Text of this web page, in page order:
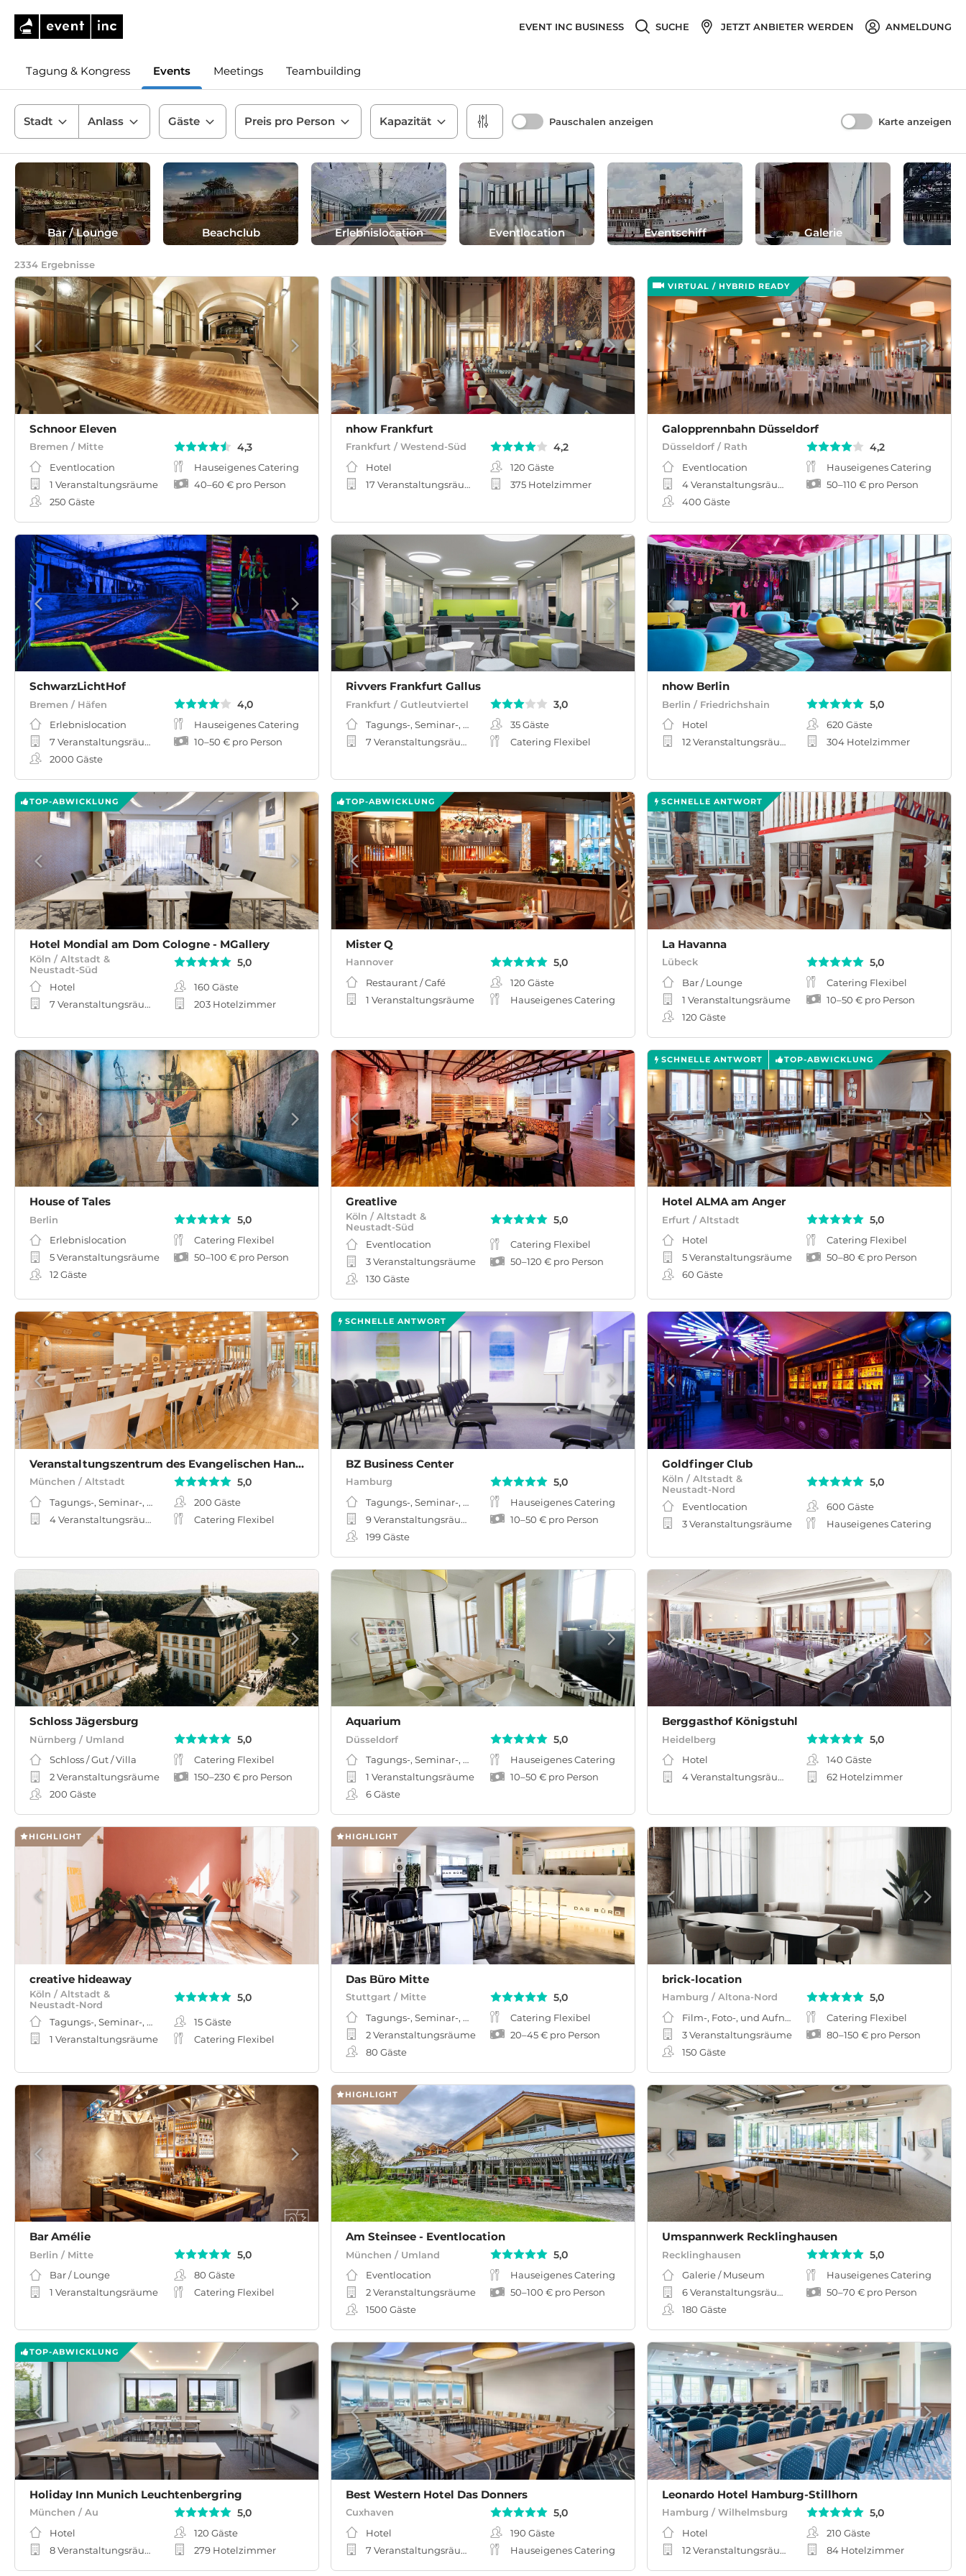
EVENT INC BUSINESS SUCHE JETZT ANBIETER WERDEN ANMELDUNG
Tagung & Kongress Events Meetings Teambuilding
Stadt Anlass Gäste Preis pro Person Kapazität Pauschalen anzeigen Karte anzeigen
Bar / Lounge Beachclub Erlebnislocation Eventlocation Eventschiff Galerie
2334 Ergebnisse
Schnoor Eleven
Bremen / Mitte 4,3
Eventlocation
1 Veranstaltungsräume
250 Gäste
Hauseigenes Catering
40–60 € pro Person
nhow Frankfurt
Frankfurt / Westend-Süd 4,2
Hotel
17 Veranstaltungsräume
120 Gäste
375 Hotelzimmer
VIRTUAL / HYBRID READY
Galopprennbahn Düsseldorf
Düsseldorf / Rath 4,2
Eventlocation
4 Veranstaltungsräume
400 Gäste
Hauseigenes Catering
50–110 € pro Person
SchwarzLichtHof
Bremen / Häfen 4,0
Erlebnislocation
7 Veranstaltungsräume
2000 Gäste
Hauseigenes Catering
10–50 € pro Person
Rivvers Frankfurt Gallus
Frankfurt / Gutleutviertel 3,0
Tagungs-, Seminar-, Meeting-, Workshopraum
7 Veranstaltungsräume
35Gäste
Catering Flexibel
nhow Berlin
Berlin / Friedrichshain 5,0
Hotel
12 Veranstaltungsräume
620 Gäste
304 Hotelzimmer
TOP-ABWICKLUNG
Hotel Mondial am Dom Cologne - MGallery
Köln / Altstadt &
Neustadt-Süd
5,0
Hotel
7 Veranstaltungsräume
160 Gäste
203 Hotelzimmer
TOP-ABWICKLUNG
Mister Q
Hannover 5,0
Restaurant / Café
1 Veranstaltungsräume
120 Gäste
Hauseigenes Catering
SCHNELLE ANTWORT
La Havanna
Lübeck 5,0
Bar / Lounge
1 Veranstaltungsräume
120 Gäste
Catering Flexibel
10–50 € pro Person
House of Tales
Berlin 5,0
Erlebnislocation
5 Veranstaltungsräume
12Gäste
Catering Flexibel
50–100 € pro Person
Greatlive
Köln / Altstadt &
Neustadt-Süd
5,0
Eventlocation
3 Veranstaltungsräume
130 Gäste
Catering Flexibel
50–120 € pro Person
SCHNELLE ANTWORT TOP-ABWICKLUNG
Hotel ALMA am Anger
Erfurt / Altstadt 5,0
Hotel
5 Veranstaltungsräume
60 Gäste
Catering Flexibel
50–80 € pro Person
Veranstaltungszentrum des Evangelischen Handwerker-Vereins
München / Altstadt 5,0
Tagungs-, Seminar-, Meeting-, Workshopraum
4 Veranstaltungsräume
200 Gäste
Catering Flexibel
SCHNELLE ANTWORT
BZ Business Center
Hamburg 5,0
Tagungs-, Seminar-, Meeting-, Workshopraum
9 Veranstaltungsräume
199Gäste
Hauseigenes Catering
10–50 € pro Person
Goldfinger Club
Köln / Altstadt &
Neustadt-Nord
5,0
Eventlocation
3 Veranstaltungsräume
600 Gäste
Hauseigenes Catering
Schloss Jägersburg
Nürnberg / Umland 5,0
Schloss / Gut / Villa
2 Veranstaltungsräume
200 Gäste
Catering Flexibel
150–230 € pro Person
Aquarium
Düsseldorf 5,0
Tagungs-, Seminar-, Meeting-, Workshopraum
1 Veranstaltungsräume
6Gäste
Hauseigenes Catering
10–50 € pro Person
Berggasthof Königstuhl
Heidelberg 5,0
Hotel
4 Veranstaltungsräume
140 Gäste
62 Hotelzimmer
HIGHLIGHT
creative hideaway
Köln / Altstadt &
Neustadt-Nord
5,0
Tagungs-, Seminar-, Meeting-, Workshopraum
1 Veranstaltungsräume
15Gäste
Catering Flexibel
HIGHLIGHT
Das Büro Mitte
Stuttgart / Mitte 5,0
Tagungs-, Seminar-, Meeting-, Workshopraum
2 Veranstaltungsräume
80 Gäste
Catering Flexibel
20–45 € pro Person
brick-location
Hamburg / Altona-Nord 5,0
Film-, Foto-, und Aufnahmestudio
3 Veranstaltungsräume
150 Gäste
Catering Flexibel
80–150 € pro Person
Bar Amélie
Berlin / Mitte 5,0
Bar / Lounge
1 Veranstaltungsräume
80 Gäste
Catering Flexibel
HIGHLIGHT
Am Steinsee - Eventlocation
München / Umland 5,0
Eventlocation
2 Veranstaltungsräume
1500 Gäste
Hauseigenes Catering
50–100 € pro Person
Umspannwerk Recklinghausen
Recklinghausen 5,0
Galerie / Museum
6 Veranstaltungsräume
180 Gäste
Hauseigenes Catering
50–70 € pro Person
TOP-ABWICKLUNG
Holiday Inn Munich Leuchtenbergring
München / Au 5,0
Hotel
8 Veranstaltungsräume
120 Gäste
279 Hotelzimmer
Best Western Hotel Das Donners
Cuxhaven 5,0
Hotel
7 Veranstaltungsräume
190 Gäste
Hauseigenes Catering
Leonardo Hotel Hamburg-Stillhorn
Hamburg / Wilhelmsburg 5,0
Hotel
12 Veranstaltungsräume
210 Gäste
84 Hotelzimmer